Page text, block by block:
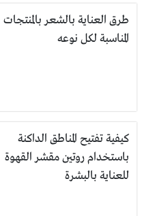
طرق العناية بالشعر بالمنتجات
المناسبة لكل نوعه
كيفية تفتيح المناطق الداكنة
باستخدام روتين مقشر القهوة
للعناية بالبشرة